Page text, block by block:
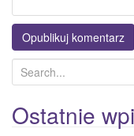
e
a
r
Ostatnie